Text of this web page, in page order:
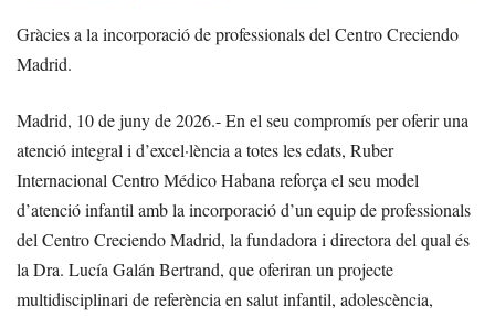
Gràcies a la incorporació de professionals del Centro Creciendo
Madrid.
Madrid, 10 de juny de 2026.- En el seu compromís per oferir una
atenció integral i d’excel·lència a totes les edats, Ruber
Internacional Centro Médico Habana reforça el seu model
d’atenció infantil amb la incorporació d’un equip de professionals
del Centro Creciendo Madrid, la fundadora i directora del qual és
la Dra. Lucía Galán Bertrand, que oferiran un projecte
multidisciplinari de referència en salut infantil, adolescència,